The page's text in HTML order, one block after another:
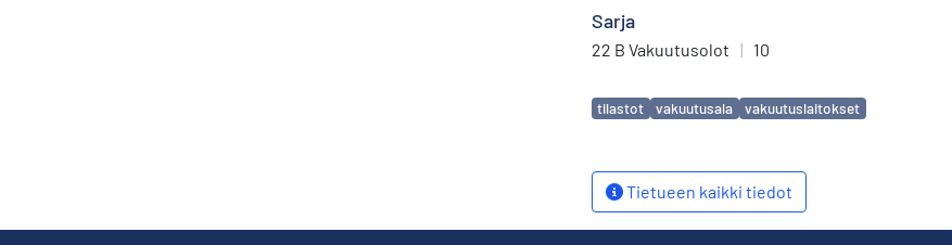
Sarja
22 B Vakuutusolot | 10
Avainsanat
tilastot vakuutusala vakuutuslaitokset
Tietueen kaikki tiedot